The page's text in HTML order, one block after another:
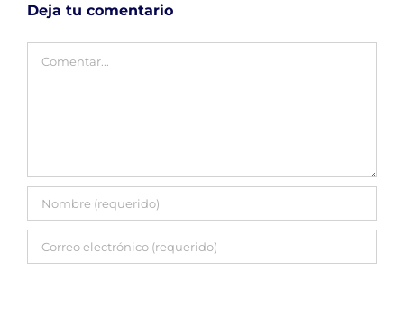
Deja tu comentario
Comentar